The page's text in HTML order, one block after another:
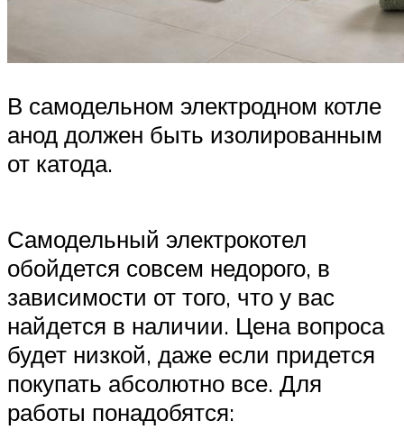
В самодельном электродном котле
анод должен быть изолированным
от катода.
Самодельный электрокотел
обойдется совсем недорого, в
зависимости от того, что у вас
найдется в наличии. Цена вопроса
будет низкой, даже если придется
покупать абсолютно все. Для
работы понадобятся: